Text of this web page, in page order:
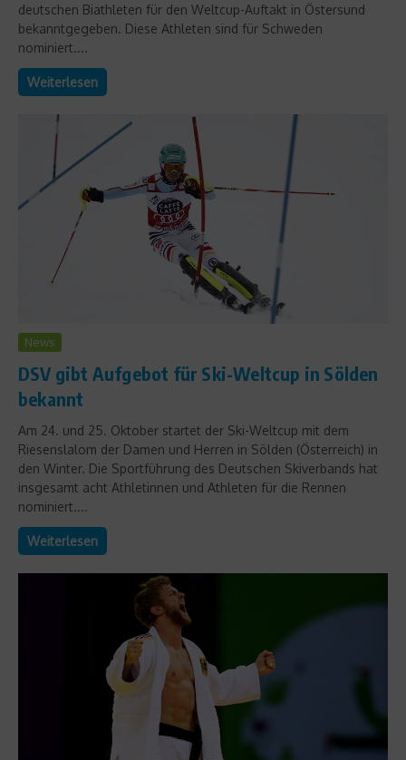
deutschen Biathleten für den Weltcup-Auftakt in Östersund
bekanntgegeben. Diese Athleten sind für Schweden
nominiert....
Weiterlesen
News
DSV gibt Aufgebot für Ski-Weltcup in Sölden
bekannt
Am 24. und 25. Oktober startet der Ski-Weltcup mit dem
Riesenslalom der Damen und Herren in Sölden (Österreich) in
den Winter. Die Sportführung des Deutschen Skiverbands hat
insgesamt acht Athletinnen und Athleten für die Rennen
nominiert....
Weiterlesen